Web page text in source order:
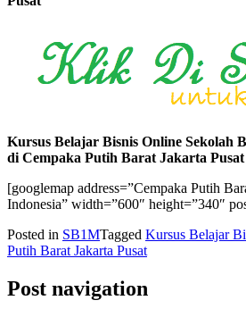
Kursus Belajar Bisnis Online Sekolah
di Cempaka Putih Barat Jakarta Pusat
[googlemap address=”Cempaka Putih
Indonesia” width=”600″ height=”340″
Posted in SB1MTagged Kursus Belajar
Putih Barat Jakarta Pusat
Post navigation